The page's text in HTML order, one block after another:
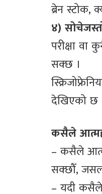
ब्रेन स्टोक,
४)
परीक्षा
सक्छ ।
देखिएको छ
कसैले
– कसैले
सक्छौँ,
– यदी